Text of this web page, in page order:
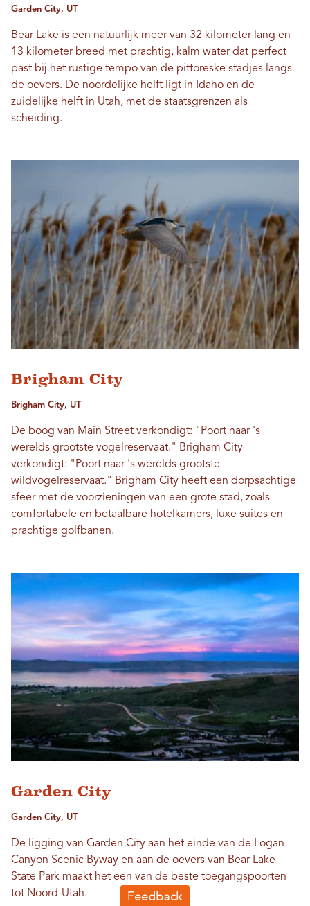
Garden City, UT
Bear Lake is een natuurlijk meer van 32 kilometer lang en
13 kilometer breed met prachtig, kalm water dat perfect
past bij het rustige tempo van de pittoreske stadjes langs
de oevers. De noordelijke helft ligt in Idaho en de
zuidelijke helft in Utah, met de staatsgrenzen als
scheiding.
Brigham City
Brigham City, UT
De boog van Main Street verkondigt: "Poort naar 's
werelds grootste vogelreservaat." Brigham City
verkondigt: "Poort naar 's werelds grootste
wildvogelreservaat." Brigham City heeft een dorpsachtige
sfeer met de voorzieningen van een grote stad, zoals
comfortabele en betaalbare hotelkamers, luxe suites en
prachtige golfbanen.
Garden City
Garden City, UT
De ligging van Garden City aan het einde van de Logan
Canyon Scenic Byway en aan de oevers van Bear Lake
State Park maakt het een van de beste toegangspoorten
tot Noord-Utah.